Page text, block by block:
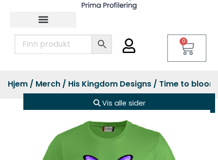
0
Hjem / Merch / His Kingdom Designs / Time to
Vis alle sider